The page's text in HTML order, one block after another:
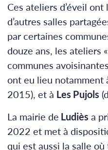
Ces ateliers d’éveil
d’autres salles
par certaines
douze ans, les ateliers
communes
ont eu lieu notamment
2015), et à Les Pujols
La mairie de Ludiès a
2022 et met à
qui est aussi la salle